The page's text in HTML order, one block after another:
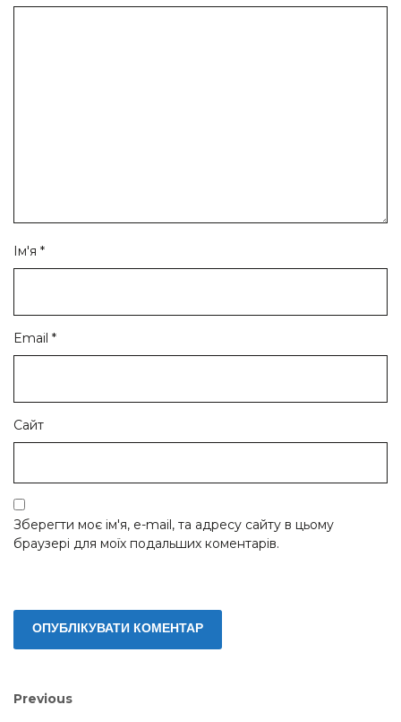
Ім'я *
Email *
Сайт
Зберегти моє ім'я, e-mail, та адресу сайту в цьому
браузері для моїх подальших коментарів.
Навігація
Previous
Previous